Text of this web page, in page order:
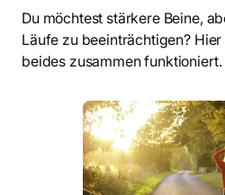
Du möchtest stärkere Beine,
Läufe zu beeinträchtigen?
beides zusammen funktioniert.